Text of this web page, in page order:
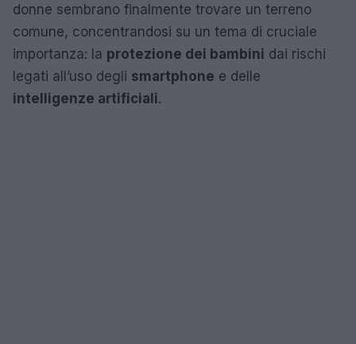
donne sembrano finalmente trovare un terreno
comune, concentrandosi su un tema di cruciale
importanza: la protezione dei bambini dai rischi
legati all’uso degli smartphone e delle
intelligenze artificiali.